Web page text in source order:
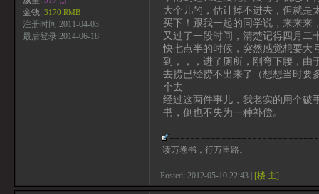
金钱: 3170 RMB
注册时间:2011-04-03
最后登录:2014-06-18
大个儿的，估计掉不进去，但就是
买下！跟我一起的同学说，来来来
又过了一段时间，清楚记得四月二
快七点半的时候，突然感觉想要大
到，，，进了厕所，刚弯下腰，由
去捞已经捞不出来了（想想当时要
个去……
经过这两件事儿，我老实的用个破
书，倒也不失为一种补偿。
读万卷书，行万里路。
Posted: 2012-05-10 22:43 | [楼 主]